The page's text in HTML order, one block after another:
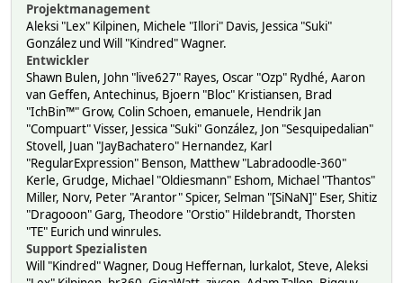
Projektmanagement
Aleksi "Lex" Kilpinen, Michele "Illori" Davis, Jessica "Suki"
González und Will "Kindred" Wagner.
Entwickler
Shawn Bulen, John "live627" Rayes, Oscar "Ozp" Rydhé, Aaron
van Geffen, Antechinus, Bjoern "Bloc" Kristiansen, Brad
"IchBin™" Grow, Colin Schoen, emanuele, Hendrik Jan
"Compuart" Visser, Jessica "Suki" González, Jon "Sesquipedalian"
Stovell, Juan "JayBachatero" Hernandez, Karl
"RegularExpression" Benson, Matthew "Labradoodle-360"
Kerle, Grudge, Michael "Oldiesmann" Eshom, Michael "Thantos"
Miller, Norv, Peter "Arantor" Spicer, Selman "[SiNaN]" Eser, Shitiz
"Dragooon" Garg, Theodore "Orstio" Hildebrandt, Thorsten
"TE" Eurich und winrules.
Support Spezialisten
Will "Kindred" Wagner, Doug Heffernan, lurkalot, Steve, Aleksi